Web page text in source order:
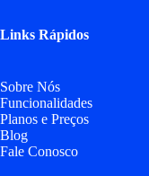
Links Rápidos
Sobre Nós
Funcionalidades
Planos e Preços
Blog
Fale Conosco